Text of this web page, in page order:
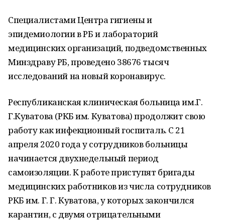
Специалистами Центра гигиены и
эпидемиологии в РБ и лабораторий
медицинских организаций, подведомственных
Минздраву РБ, проведено 38676 тысяч
исследований на новый коронавирус.
Республиканская клиническая больница им.Г.
Г.Куватова (РКБ им. Куватова) продолжит свою
работу как инфекционный госпиталь. С 21
апреля 2020 года у сотрудников больницы
начинается двухнедельный период
самоизоляции. К работе приступят бригады
медицинских работников из числа сотрудников
РКБ им. Г. Г. Куватова, у которых закончился
карантин, с двумя отрицательными